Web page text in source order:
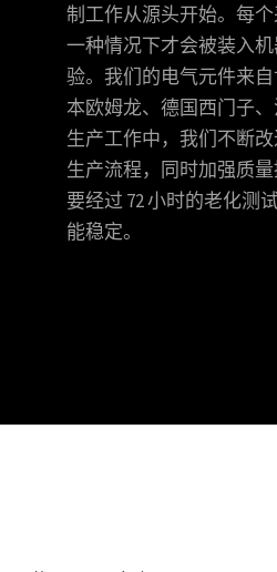
制工作从源头开始。每
一种情况下才会被装入
验。我们的电气元件来
本欧姆龙、德国西门子
生产工作中，我们不断
生产流程，同时加强质
要经过 72 小时的老化测
能稳定。